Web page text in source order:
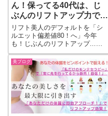
ん！保ってる40代は、じ
ぶんのリフトアップ力でシ
ルエット美人に！
リフト美人のデフォルトを「シ
ルエット偏差値80！へ」今年
も！じぶんのリフトアップ...続
きをもっと見る
美ブログ